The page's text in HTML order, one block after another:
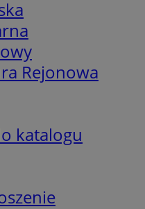
Rejonowa
katalogu